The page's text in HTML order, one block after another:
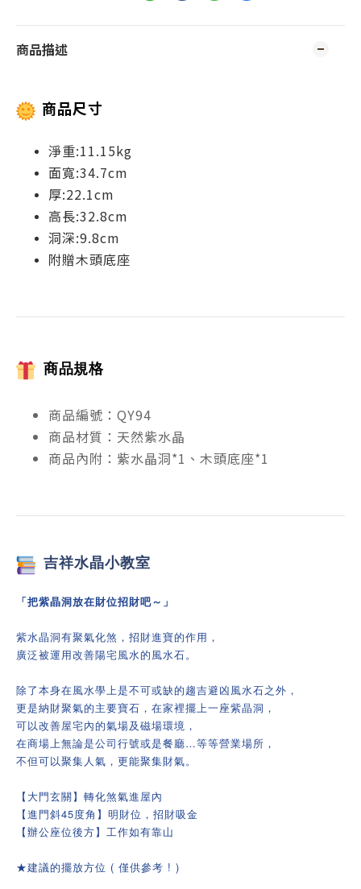
商品描述
商品尺寸
淨重:11.15kg
面寬:34.7cm
厚:22.1cm
高長:32.8cm
洞深:9.8cm
附贈木頭底座
商品規格
商品編號：QY94
商品材質：天然紫水晶
商品內附：紫水晶洞*1、木頭底座*1
吉祥水晶小教室
「把紫晶洞放在財位招財吧～」
紫水晶洞有聚氣化煞，招財進寶的作用，
廣泛被運用改善陽宅風水的風水石。
除了本身在風水學上是不可或缺的趨吉避凶風水石之外，
更是納財聚氣的主要寶石，在家裡擺上一座紫晶洞，
可以改善屋宅內的氣場及磁場環境，
在商場上無論是公司行號或是餐廳…等等營業場所，
不但可以聚集人氣，更能聚集財氣。
【大門玄關】轉化煞氣進屋內
【進門斜45度角】明財位，招財吸金
【辦公座位後方】工作如有靠山
★建議的擺放方位 ( 僅供參考 ! )